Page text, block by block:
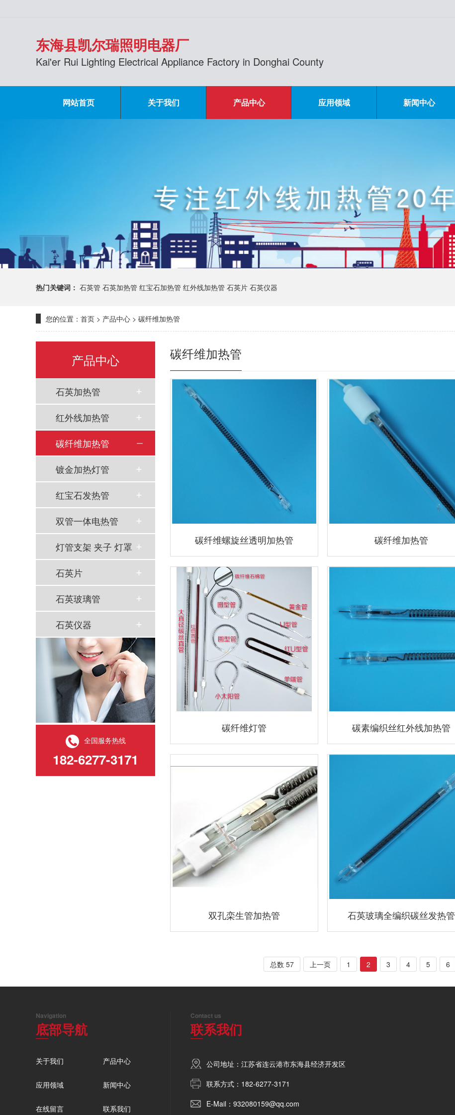
东海县凯尔瑞照明电器厂
Kai'er Rui Lighting Electrical Appliance Factory in Donghai County
网站首页 关于我们 产品中心 应用领域 新闻中心
热门关键词： 石英管 石英加热管 红宝石加热管 红外线加热管 石英片 石英仪器
您的位置： 首页 > 产品中心 > 碳纤维加热管
产品中心
石英加热管
红外线加热管
碳纤维加热管
镀金加热灯管
红宝石发热管
双管一体电热管
灯管支架 夹子 灯罩
石英片
石英玻璃管
石英仪器
全国服务热线
182-6277-3171
碳纤维加热管
碳纤维螺旋丝透明加热管 碳纤维加热管
碳纤维灯管 碳素编织丝红外线加热管
双孔栾生管加热管 石英玻璃全编织碳丝发热管
总数 57 上一页 1 2 3 4 5 6
Navigation
底部导航
关于我们 产品中心
应用领域 新闻中心
在线留言 联系我们
Contact us
联系我们
公司地址：江苏省连云港市东海县经济开发区
联系方式：182-6277-3171
E-Mail：932080159@qq.com